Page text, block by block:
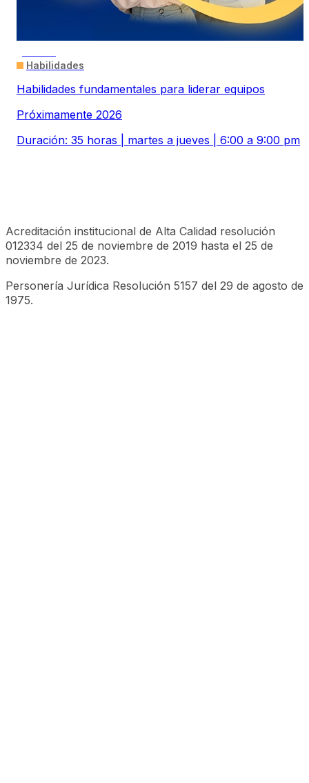
Habilidades
Habilidades fundamentales para liderar equipos
Próximamente 2026
Duración: 35 horas | martes a jueves | 6:00 a 9:00 pm
Acreditación institucional de Alta Calidad resolución
012334 del 25 de noviembre de 2019 hasta el 25 de
noviembre de 2023.
Personería Jurídica Resolución 5157 del 29 de agosto de
1975.